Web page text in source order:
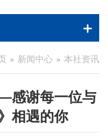
新闻中心 本社资讯
感谢每一位与
相遇的你